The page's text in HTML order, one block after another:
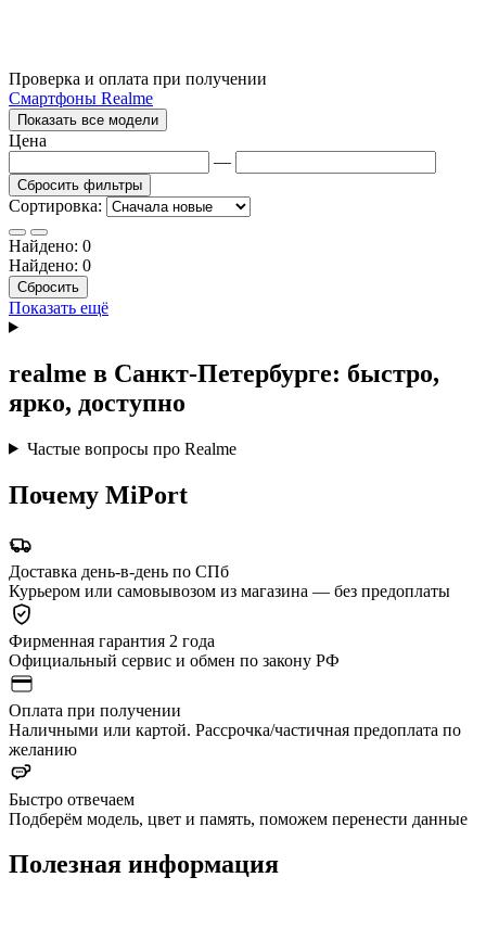
Проверка и оплата при получении
Смартфоны Realme
Показать все модели
Цена
—
Сбросить фильтры
Сортировка:
Найдено: 0
Найдено: 0
Сбросить
Показать ещё
realme в Санкт-Петербурге: быстро,
ярко, доступно
Частые вопросы про Realme
Почему MiPort
Доставка день-в-день по СПб
Курьером или самовывозом из магазина — без предоплаты
Фирменная гарантия 2 года
Официальный сервис и обмен по закону РФ
Оплата при получении
Наличными или картой. Рассрочка/частичная предоплата по
желанию
Быстро отвечаем
Подберём модель, цвет и память, поможем перенести данные
Полезная информация